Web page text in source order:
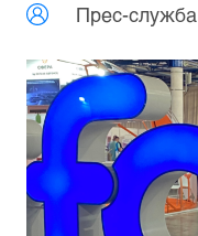
Прес-служба